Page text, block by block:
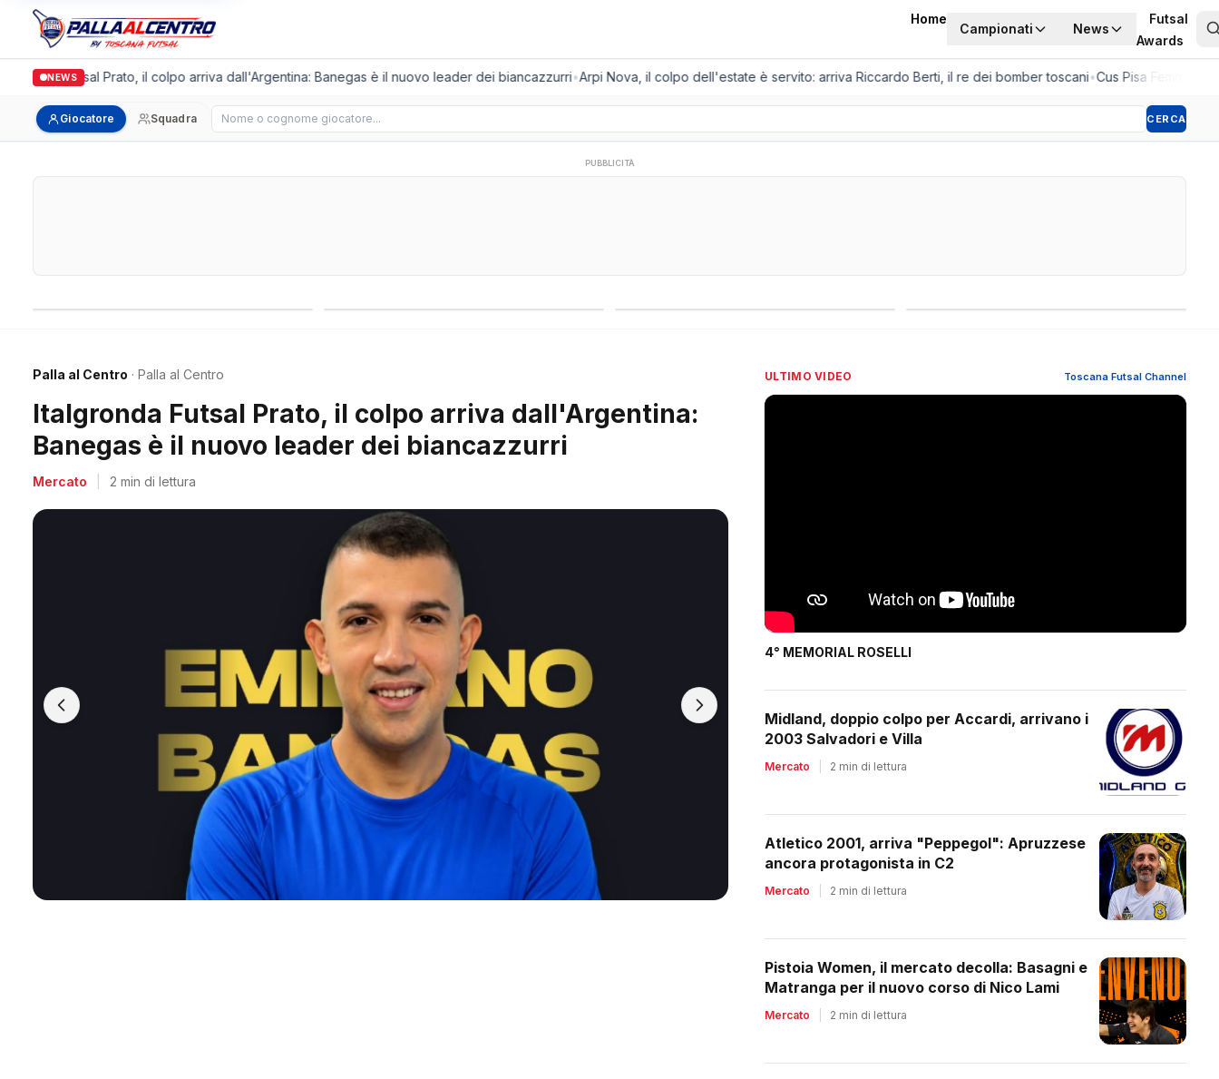
Home
Campionati News
Futsal
Awards
NEWS
Futsal Prato, il colpo arriva dall'Argentina: Banegas è il nuovo leader dei biancazzurri•Arpi Nova, il colpo dell'estate è servito: arriva Riccardo Berti, il re dei bomber toscani•Cus Pisa Femminile, la
Giocatore Squadra Cerca giocatore CERCA
PUBBLICITÀ
Palla al Centro · Palla al Centro
Arpi Nova, il colpo dell'estate è servito: arriva Riccardo
Berti, il re dei bomber toscani
Mercato 2 min di lettura
ULTIMO VIDEO Toscana Futsal Channel
4° MEMORIAL ROSELLI
Midland, doppio colpo per Accardi, arrivano i
2003 Salvadori e Villa
Mercato 2 min di lettura
Atletico 2001, arriva "Peppegol": Apruzzese
ancora protagonista in C2
Mercato 2 min di lettura
Pistoia Women, il mercato decolla: Basagni e
Matranga per il nuovo corso di Nico Lami
Mercato 2 min di lettura